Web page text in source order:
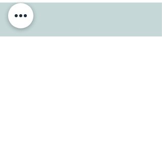
Georgetown, TX